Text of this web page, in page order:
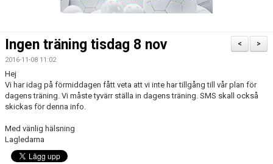
MATCHER
DOKUMENT
>
<
Ingen träning tisdag 8 nov
2016-11-08 11:02
Hej
Vi har idag på förmiddagen fått veta att vi inte har tillgång till vår plan för
dagens träning. Vi måste tyvärr ställa in dagens träning. SMS skall också
skickas för denna info.
Med vänlig hälsning
Lagledarna